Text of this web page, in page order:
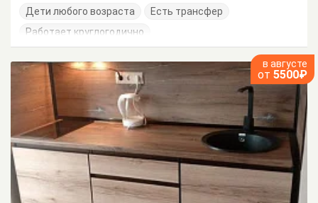
Дети любого возраста
Есть трансфер
Работает круглогодично
в августе
от 5500₽